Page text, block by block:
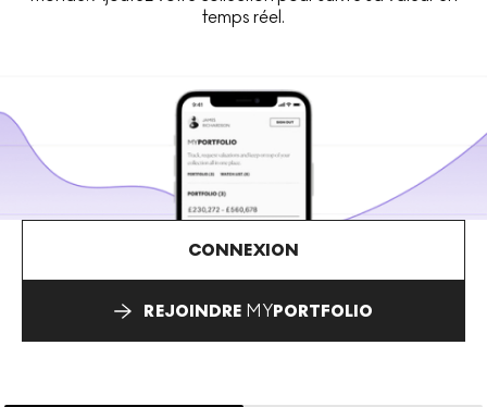
temps réel.
CONNEXION
REJOINDRE MYPORTFOLIO